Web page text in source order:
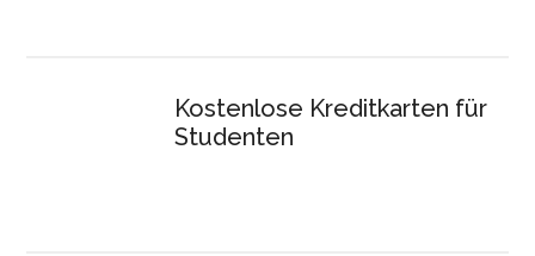
Kostenlose Kreditkarten für
Studenten